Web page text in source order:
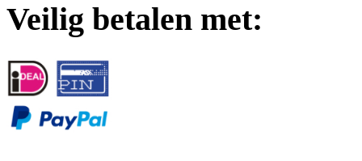
Veilig betalen met: